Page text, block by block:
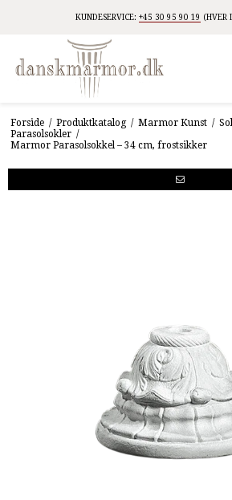
KUNDESERVICE: +45 30 95 90 19 (HVER
Forside / Produktkatalog / Marmor Kunst /
Parasolsokler /
Marmor Parasolsokkel – 34 cm, frostsikker